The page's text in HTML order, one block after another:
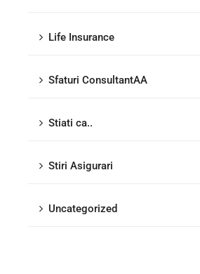
Life Insurance
Sfaturi ConsultantAA
Stiati ca..
Stiri Asigurari
Uncategorized